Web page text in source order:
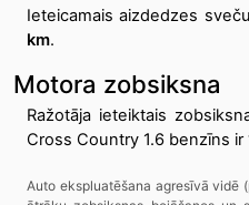
Ieteicamais aizdedzes
km.
Motora zobsiksna
Ražotāja ieteiktais
Cross Country 1.6 benzīns ir
Auto ekspluatēšana agresīvā vidē